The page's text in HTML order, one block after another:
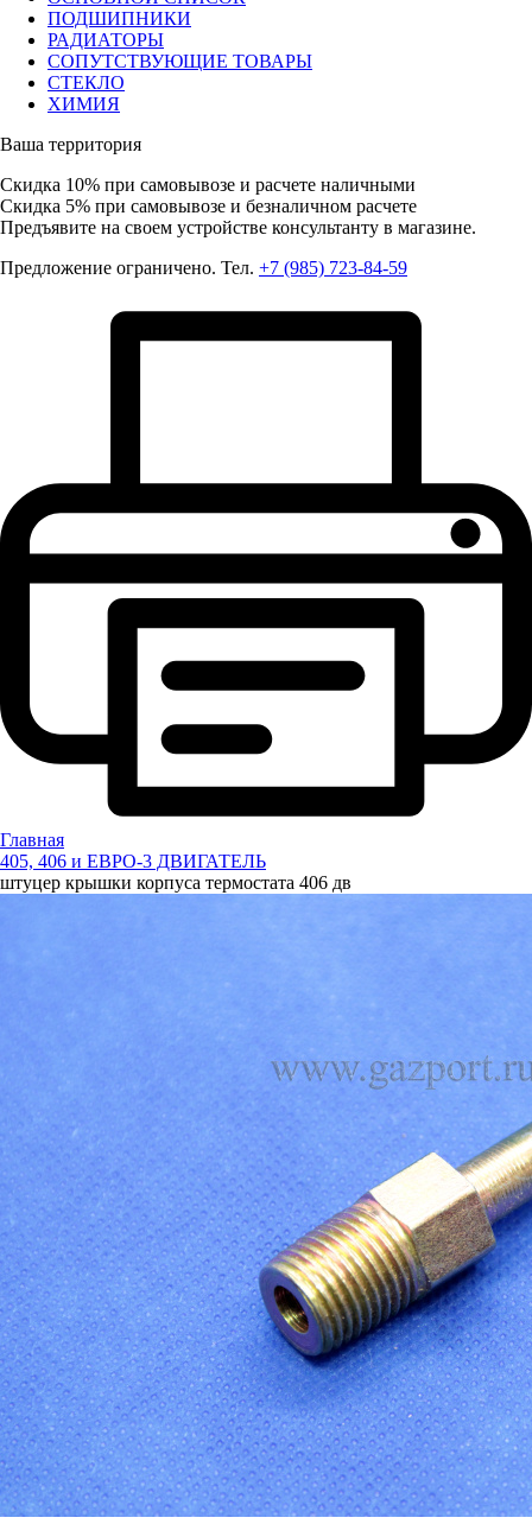
ПОДШИПНИКИ
РАДИАТОРЫ
СОПУТСТВУЮЩИЕ ТОВАРЫ
СТЕКЛО
ХИМИЯ
Ваша территория
Скидка 10% при самовывозе и расчете наличными
Скидка 5% при самовывозе и безналичном расчете
Предъявите на своем устройстве консультанту в магазине.
Предложение ограничено. Тел. +7 (985) 723-84-59
Главная
405, 406 и ЕВРО-3 ДВИГАТЕЛЬ
штуцер крышки корпуса термостата 406 дв